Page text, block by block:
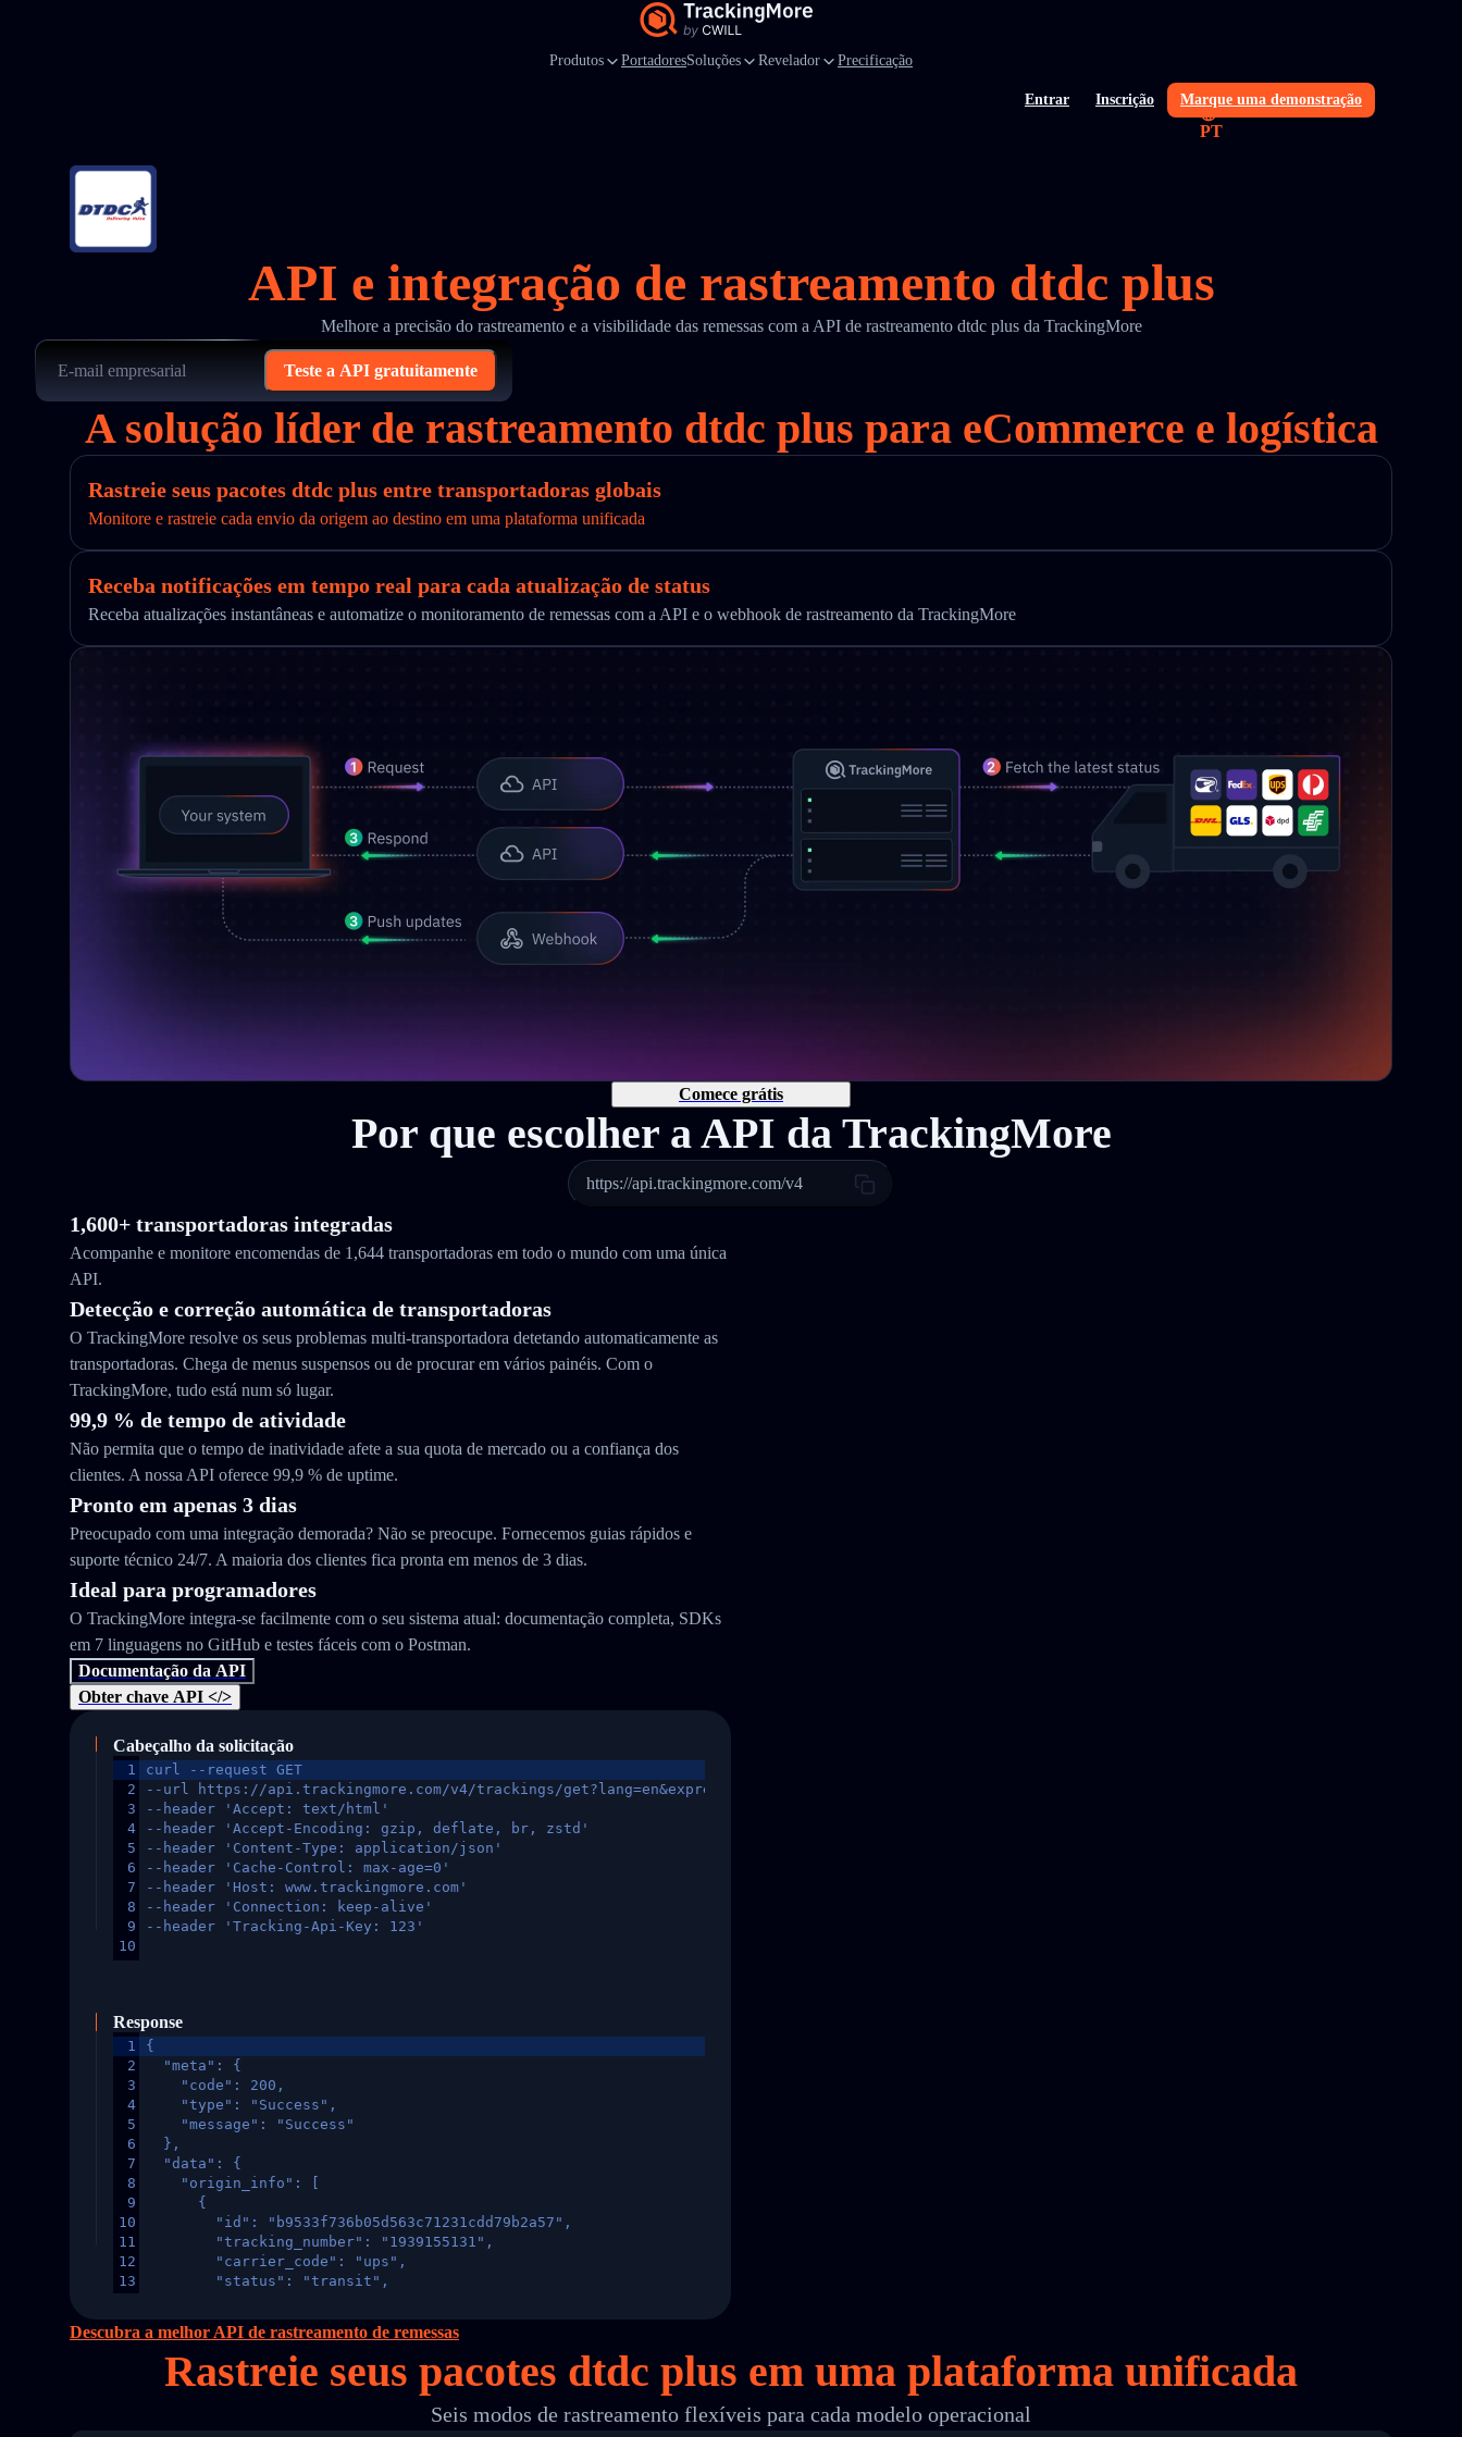
Produtos PortadoresSoluções Revelador Precificação
Entrar Inscrição Marque uma demonstração
PT
API e integração de rastreamento dtdc plus
Melhore a precisão do rastreamento e a visibilidade das remessas com a API de rastreamento dtdc plus da TrackingMore
Teste a API gratuitamente
A solução líder de rastreamento dtdc plus para eCommerce e logística
Rastreie seus pacotes dtdc plus entre transportadoras globais
Monitore e rastreie cada envio da origem ao destino em uma plataforma unificada
Receba notificações em tempo real para cada atualização de status
Receba atualizações instantâneas e automatize o monitoramento de remessas com a API e o webhook de rastreamento da TrackingMore
Comece grátis
Por que escolher a API da TrackingMore
https://api.trackingmore.com/v4
1,600+ transportadoras integradas
Acompanhe e monitore encomendas de 1,644 transportadoras em todo o mundo com uma única
API.
Detecção e correção automática de transportadoras
O TrackingMore resolve os seus problemas multi-transportadora detetando automaticamente as
transportadoras. Chega de menus suspensos ou de procurar em vários painéis. Com o
TrackingMore, tudo está num só lugar.
99,9 % de tempo de atividade
Não permita que o tempo de inatividade afete a sua quota de mercado ou a confiança dos
clientes. A nossa API oferece 99,9 % de uptime.
Pronto em apenas 3 dias
Preocupado com uma integração demorada? Não se preocupe. Fornecemos guias rápidos e
suporte técnico 24/7. A maioria dos clientes fica pronta em menos de 3 dias.
Ideal para programadores
O TrackingMore integra-se facilmente com o seu sistema atual: documentação completa, SDKs
em 7 linguagens no GitHub e testes fáceis com o Postman.
Documentação da API
Obter chave API </>
Cabeçalho da solicitação
1
2
3
4
5
6
7
8
9
10
curl --request GET
--url https://api.trackingmore.com/v4/trackings/get?lang=en&express=ups&tracknumber=1939155131
--header 'Accept: text/html'
--header 'Accept-Encoding: gzip, deflate, br, zstd'
--header 'Content-Type: application/json'
--header 'Cache-Control: max-age=0'
--header 'Host: www.trackingmore.com'
--header 'Connection: keep-alive'
--header 'Tracking-Api-Key: 123'
Response
1
2
3
4
5
6
7
8
9
10
11
12
13
16
{
  "meta": {
    "code": 200,
    "type": "Success",
    "message": "Success"
  },
  "data": {
    "origin_info": [
      {
        "id": "b9533f736b05d563c71231cdd79b2a57",
        "tracking_number": "1939155131",
        "carrier_code": "ups",
        "status": "transit",
        "itemTimeLength": 2,
        "weblink": "",
        "phone": null,
Descubra a melhor API de rastreamento de remessas
Rastreie seus pacotes dtdc plus em uma plataforma unificada
Seis modos de rastreamento flexíveis para cada modelo operacional